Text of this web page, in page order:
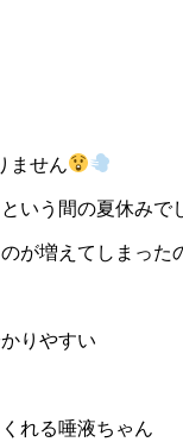
ません
いう間の夏休みで
が増えてしまった
りやすい
れる唾液ちゃん